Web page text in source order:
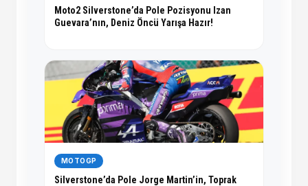
Moto2 Silverstone’da Pole Pozisyonu Izan
Guevara’nın, Deniz Öncü Yarışa Hazır!
MOTOGP
Silverstone’da Pole Jorge Martin’in, Toprak